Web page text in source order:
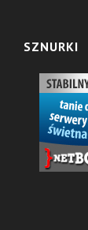
SZNURKI